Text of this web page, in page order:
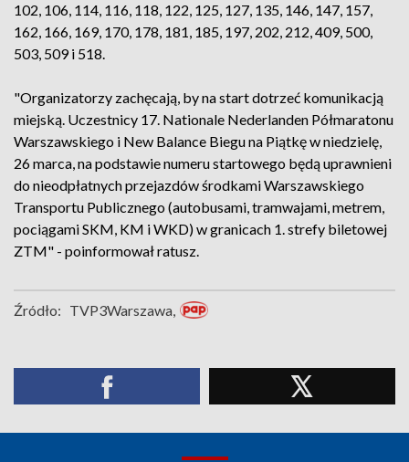
102, 106, 114, 116, 118, 122, 125, 127, 135, 146, 147, 157,
162, 166, 169, 170, 178, 181, 185, 197, 202, 212, 409, 500,
503, 509 i 518.
"Organizatorzy zachęcają, by na start dotrzeć komunikacją
miejską. Uczestnicy 17. Nationale Nederlanden Półmaratonu
Warszawskiego i New Balance Biegu na Piątkę w niedzielę,
26 marca, na podstawie numeru startowego będą uprawnieni
do nieodpłatnych przejazdów środkami Warszawskiego
Transportu Publicznego (autobusami, tramwajami, metrem,
pociągami SKM, KM i WKD) w granicach 1. strefy biletowej
ZTM" - poinformował ratusz.
Źródło: TVP3Warszawa,